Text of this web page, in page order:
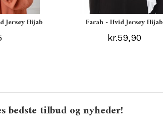
Jersey Hijab Farah - Hvid Jersey Hijab
kr.59,90
bedste tilbud og nyheder!